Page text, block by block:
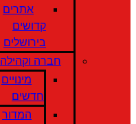
אתרים
קדושים
בירושלים
חברה וקהילה
מינויים
חדשים
המדור